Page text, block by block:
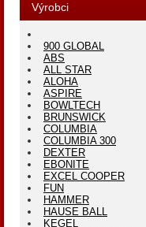
Výrobci
900 GLOBAL
ABS
ALL STAR
ALOHA
ASPIRE
BOWLTECH
BRUNSWICK
COLUMBIA
COLUMBIA 300
DEXTER
EBONITE
EXCEL COOPER
FUN
HAMMER
HAUSE BALL
KEGEL